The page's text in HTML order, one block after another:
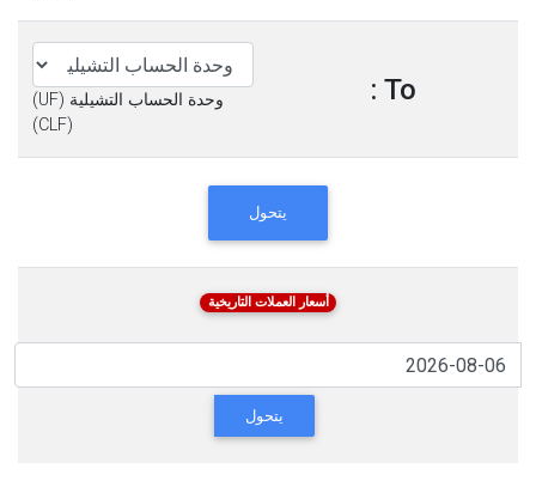
To :
وحدة الحساب التشيلية (UF)
(CLF)
يتحول
أسعار العملات التاريخية
يتحول